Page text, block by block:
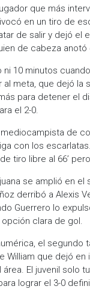
que más
en un tiro de
de salir y dejó el
de cabeza anotó
ni 10 minutos
al meta, que dejó la
para detener el
el 2-0.
de
con los
tiro libre al 66’
se amplió en el
derribó a Alexis
Guerrero lo
opción clara de gol.
el segundo
William que dejó
El juvenil solo
lograr el 3-0